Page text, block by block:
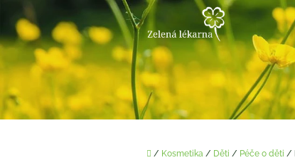
obsah
Domů
/ Kosmetika / Děti / Péče o děti /